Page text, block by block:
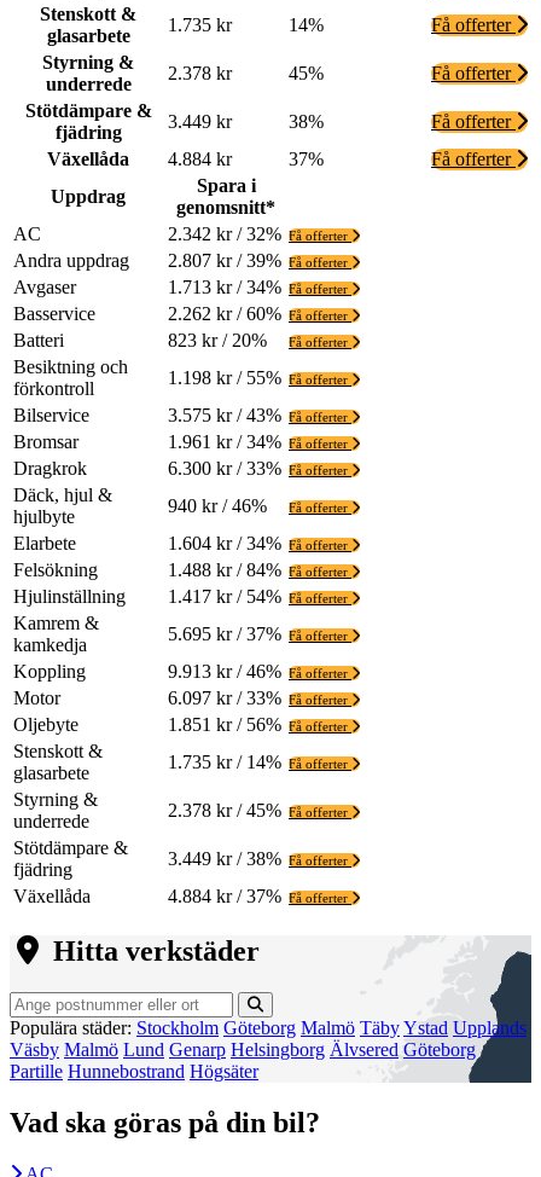
Stenskott &
glasarbete
1.735 kr 14%
Få offerter
Styrning &
underrede
2.378 kr 45%
Få offerter
Stötdämpare &
fjädring
3.449 kr 38%
Få offerter
Växellåda
4.884 kr 37%
Få offerter
Uppdrag
Spara i
genomsnitt*
AC
2.342 kr / 32% Få offerter
Andra uppdrag 2.807 kr / 39% Få offerter
Avgaser 1.713 kr / 34% Få offerter
Basservice 2.262 kr / 60% Få offerter
Batteri 823 kr / 20% Få offerter
Besiktning och
förkontroll
1.198 kr / 55% Få offerter
Bilservice 3.575 kr / 43% Få offerter
Bromsar 1.961 kr / 34% Få offerter
Dragkrok 6.300 kr / 33% Få offerter
Däck, hjul &
hjulbyte
940 kr / 46% Få offerter
Elarbete 1.604 kr / 34% Få offerter
Felsökning 1.488 kr / 84% Få offerter
Hjulinställning 1.417 kr / 54% Få offerter
Kamrem &
kamkedja
5.695 kr / 37% Få offerter
Koppling 9.913 kr / 46% Få offerter
Motor 6.097 kr / 33% Få offerter
Oljebyte 1.851 kr / 56% Få offerter
Stenskott &
glasarbete
1.735 kr / 14% Få offerter
Styrning &
underrede
2.378 kr / 45% Få offerter
Stötdämpare &
fjädring
3.449 kr / 38% Få offerter
Växellåda 4.884 kr / 37% Få offerter
Hitta verkstäder
Populära städer: Stockholm Göteborg Malmö TäbyYstad Upplands
Väsby Malmö Lund Genarp Helsingborg Älvsered Göteborg
Partille Hunnebostrand Högsäter
Vad ska göras på din bil?